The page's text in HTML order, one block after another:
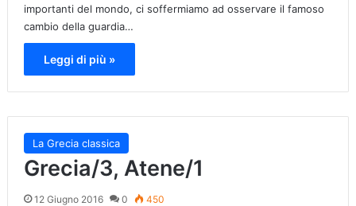
importanti del mondo, ci soffermiamo ad osservare il famoso
cambio della guardia…
Leggi di più »
La Grecia classica
Grecia/3, Atene/1
12 Giugno 2016 0 450